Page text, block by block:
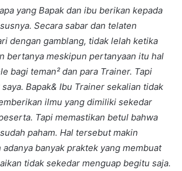
yang Bapak dan ibu berikan kepada
Secara sabar dan telaten
dengan gamblang, tidak lelah ketika
bertanya meskipun pertanyaan itu hal
bagi teman² dan para Trainer. Tapi
Bapak& Ibu Trainer sekalian tidak
ilmu yang dimiliki sekedar
Tapi memastikan betul bahwa
paham. Hal tersebut makin
banyak praktek yang membuat
tidak sekedar menguap begitu saja.